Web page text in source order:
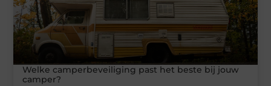
Welke camperbeveiliging past het beste bij jouw
camper?